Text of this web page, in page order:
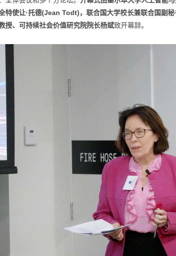
特使让·托德(Jean Todt)，联合国大学校长兼联合国副
授、可持续社会价值研究院院长杨斌致开幕辞。